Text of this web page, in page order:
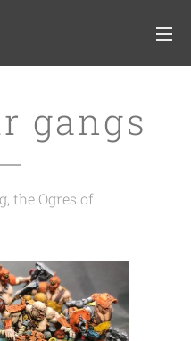
gangs
the Ogres of